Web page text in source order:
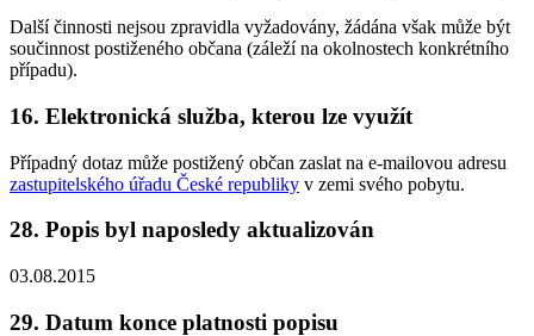
Další činnosti nejsou zpravidla vyžadovány, žádána však může být
součinnost postiženého občana (záleží na okolnostech konkrétního
případu).
16. Elektronická služba, kterou lze využít
Případný dotaz může postižený občan zaslat na e-mailovou adresu
zastupitelského úřadu České republiky v zemi svého pobytu.
28. Popis byl naposledy aktualizován
03.08.2015
29. Datum konce platnosti popisu